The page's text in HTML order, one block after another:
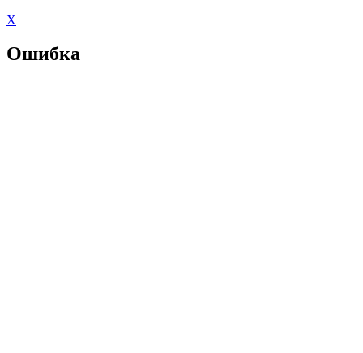
X
Ошибка